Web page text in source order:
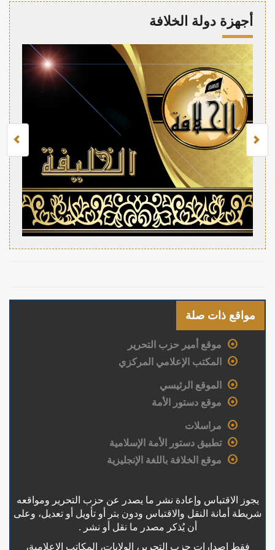
أجهزة دولة الخلافة
مواقع ذات صلة
موقع أمير حزب التحرير
المكتب الإعلامي المركزي
الموقع الرئيسي
موقع دستور الأمة
مراسلات
تطبيق دستور الأمة الإسلامية
موقع الخلافة باللغة الإنجليزية
يجوز الاقتباس وإعادة نشر ما يصدر عن حزب التحرير ومواقعه
شريطة أمانة النقل والاقتباس ودون بتر أو تأويل أو تعديل، وعلى
أن يُذكر مصدر ما نقل أو نشر .
فقط إصدارات حزب التحرير، الولايات، المكاتب الإعلامية،